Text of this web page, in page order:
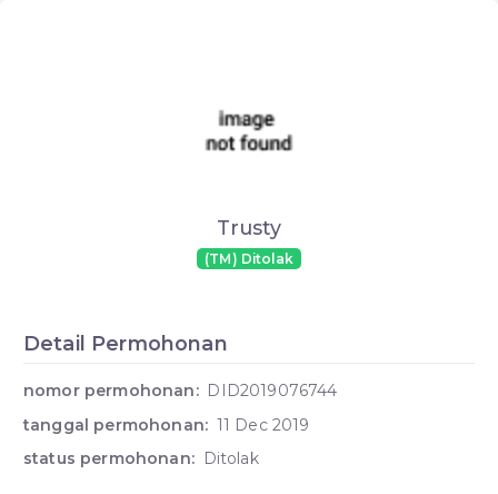
Trusty
(TM) Ditolak
Detail Permohonan
nomor permohonan: DID2019076744
tanggal permohonan: 11 Dec 2019
status permohonan: Ditolak